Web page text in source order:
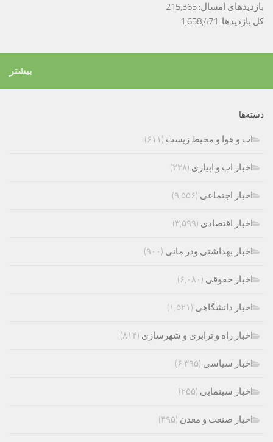
بازدیدهای امسال: 215,365
کل بازدیدها: 1,658,471
بیشتر
دسته‌ها
اب و هوا و محیط زیست (۶۱۱)
اخبار اب و ابیاری (۲۳۸)
اخبار اجتماعی (۹,۵۵۶)
اخبار اقتصادی (۳,۵۹۹)
اخبار بهداشتی ودر مانی (۹۰۰)
اخبار حقوقی (۶,۰۸۰)
اخبار دانشگاهی (۱,۵۲۱)
اخبار راه و ترابری و شهرسازی (۸۱۴)
اخبار سیاسی (۶,۳۹۵)
اخبار سینمایی (۲۵۵)
اخبار صنعت و معدن (۴۹۵)